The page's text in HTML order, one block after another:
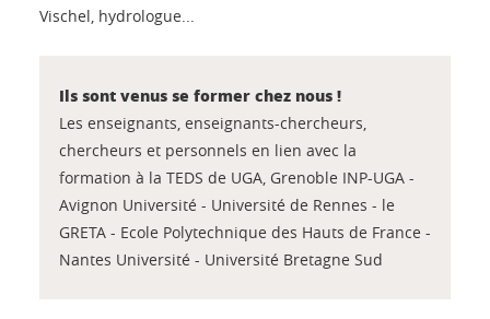
Vischel, hydrologue...
Ils sont venus se former chez nous !
Les enseignants, enseignants-chercheurs,
chercheurs et personnels en lien avec la
formation à la TEDS de UGA, Grenoble INP-UGA -
Avignon Université - Université de Rennes - le
GRETA - Ecole Polytechnique des Hauts de France -
Nantes Université - Université Bretagne Sud